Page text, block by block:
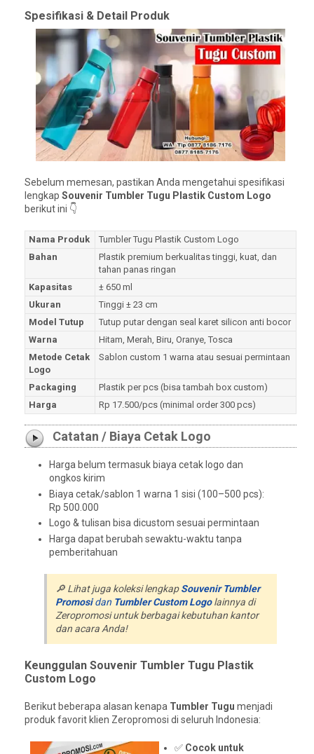
Spesifikasi & Detail Produk
Sebelum memesan, pastikan Anda mengetahui spesifikasi
lengkap Souvenir Tumbler Tugu Plastik Custom Logo
berikut ini 👇
Nama Produk
Tumbler Tugu Plastik Custom Logo
Bahan
Plastik premium berkualitas tinggi, kuat, dan
tahan panas ringan
Kapasitas
± 650 ml
Ukuran
Tinggi ± 23 cm
Model Tutup
Tutup putar dengan seal karet silicon anti bocor
Warna
Hitam, Merah, Biru, Oranye, Tosca
Metode Cetak
Logo
Sablon custom 1 warna atau sesuai permintaan
Packaging
Plastik per pcs (bisa tambah box custom)
Harga
Rp 17.500/pcs (minimal order 300 pcs)
Catatan / Biaya Cetak Logo
Harga belum termasuk biaya cetak logo dan
ongkos kirim
Biaya cetak/sablon 1 warna 1 sisi (100–500 pcs):
Rp 500.000
Logo & tulisan bisa dicustom sesuai permintaan
Harga dapat berubah sewaktu-waktu tanpa
pemberitahuan
🔎 Lihat juga koleksi lengkapSouvenir Tumbler
Promosidan Tumbler Custom Logolainnya di
Zeropromosi untuk berbagai kebutuhan kantor
dan acara Anda!
Keunggulan Souvenir Tumbler Tugu Plastik
Custom Logo
Berikut beberapa alasan kenapa Tumbler Tugu menjadi
produk favorit klien Zeropromosi di seluruh Indonesia:
✅ Cocok untuk